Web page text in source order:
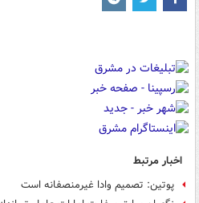
اخبار مرتبط
پوتین: تصمیم وادا غیرمنصفانه است